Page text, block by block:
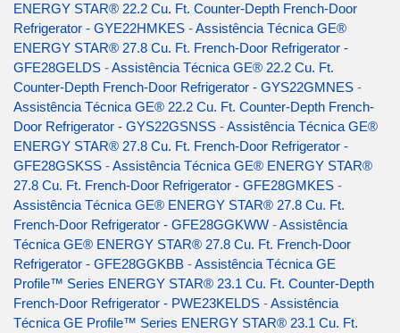
ENERGY STAR® 22.2 Cu. Ft. Counter-Depth French-Door
Refrigerator - GYE22HMKES -Assistência Técnica GE®
ENERGY STAR® 27.8 Cu. Ft. French-Door Refrigerator -
GFE28GELDS -Assistência Técnica GE® 22.2 Cu. Ft.
Counter-Depth French-Door Refrigerator - GYS22GMNES -
Assistência Técnica GE® 22.2 Cu. Ft. Counter-Depth French-
Door Refrigerator - GYS22GSNSS -Assistência Técnica GE®
ENERGY STAR® 27.8 Cu. Ft. French-Door Refrigerator -
GFE28GSKSS -Assistência Técnica GE® ENERGY STAR®
27.8 Cu. Ft. French-Door Refrigerator - GFE28GMKES -
Assistência Técnica GE® ENERGY STAR® 27.8 Cu. Ft.
French-Door Refrigerator - GFE28GGKWW -Assistência
Técnica GE® ENERGY STAR® 27.8 Cu. Ft. French-Door
Refrigerator - GFE28GGKBB -Assistência Técnica GE
Profile™ Series ENERGY STAR® 23.1 Cu. Ft. Counter-Depth
French-Door Refrigerator - PWE23KELDS -Assistência
Técnica GE Profile™ Series ENERGY STAR® 23.1 Cu. Ft.